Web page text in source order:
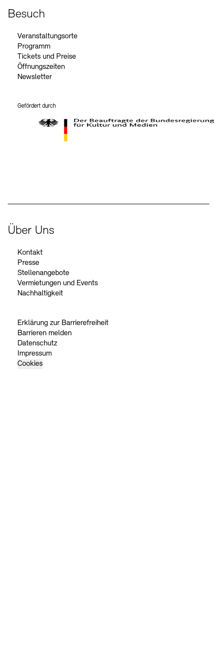
Besuch
Veranstaltungsorte
Programm
Tickets und Preise
Öffnungszeiten
Newsletter
Gefördert durch
Über Uns
Kontakt
Presse
Stellenangebote
Vermietungen und Events
Nachhaltigkeit
Erklärung zur Barrierefreiheit
Barrieren melden
Datenschutz
Impressum
Cookies